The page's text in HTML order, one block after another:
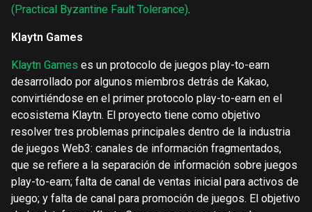
(Practical Byzantine Fault Tolerance).
Klaytn Games
Klaytn Games es un protocolo de juegos play-to-earn
desarrollado por algunos miembros detrás de Kakao,
convirtiéndose en el primer protocolo play-to-earn en el
ecosistema Klaytn. El proyecto tiene como objetivo
resolver tres problemas principales dentro de la industria
de juegos Web3: canales de información fragmentados,
que se refiere a la separación de información sobre juegos
play-to-earn; falta de canal de ventas inicial para activos de
juego; y falta de canal para promoción de juegos. El objetivo